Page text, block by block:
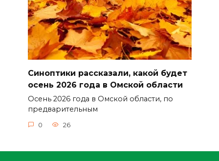
Синоптики рассказали, какой будет
осень 2026 года в Омской области
Осень 2026 года в Омской области, по
предварительным
0 26